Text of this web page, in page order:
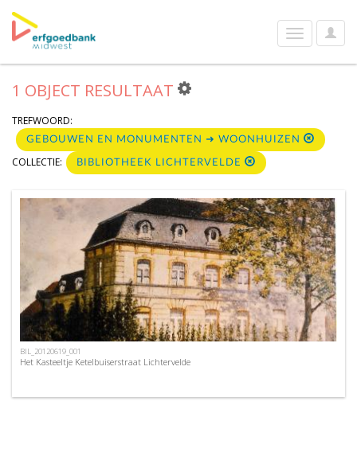
User
Toggle
navigation
1 OBJECT RESULTAAT
TREFWOORD:
GEBOUWEN EN MONUMENTEN ➜ WOONHUIZEN
COLLECTIE: BIBLIOTHEEK LICHTERVELDE
BIL_20120619_001
Het Kasteeltje Ketelbuiserstraat Lichtervelde